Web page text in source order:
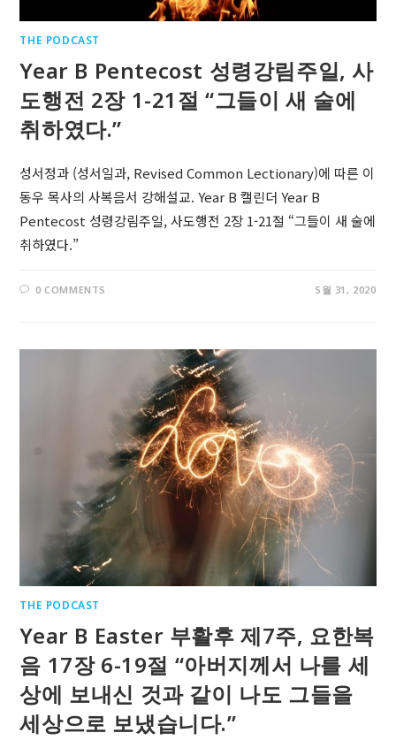
THE PODCAST
Year B Pentecost 성령강림주일, 사
도행전 2장 1-21절 “그들이 새 술에
취하였다.”
성서정과 (성서일과, Revised Common Lectionary)에 따른 이
동우 목사의 사복음서 강해설교. Year B 캘린더 Year B
Pentecost 성령강림주일, 사도행전 2장 1-21절 “그들이 새 술에
취하였다.”
0 COMMENTS 5월 31, 2020
THE PODCAST
Year B Easter 부활후 제7주, 요한복
음 17장 6-19절 “아버지께서 나를 세
상에 보내신 것과 같이 나도 그들을
세상으로 보냈습니다.”